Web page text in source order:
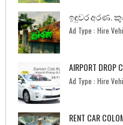
ඉඳුවර අරණ.
Ad Type : Hire
AIRPORT DROP
Ad Type : Hire
RENT CAR